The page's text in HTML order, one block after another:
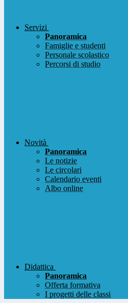
Servizi
Panoramica
Famiglie e studenti
Personale scolastico
Percorsi di studio
Novità
Panoramica
Le notizie
Le circolari
Calendario eventi
Albo online
Didattica
Panoramica
Offerta formativa
I progetti delle classi